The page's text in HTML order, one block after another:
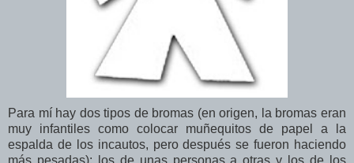
Para mí hay dos tipos de bromas (en origen, la bromas eran
muy infantiles como colocar muñequitos de papel a la
espalda de los incautos, pero después se fueron haciendo